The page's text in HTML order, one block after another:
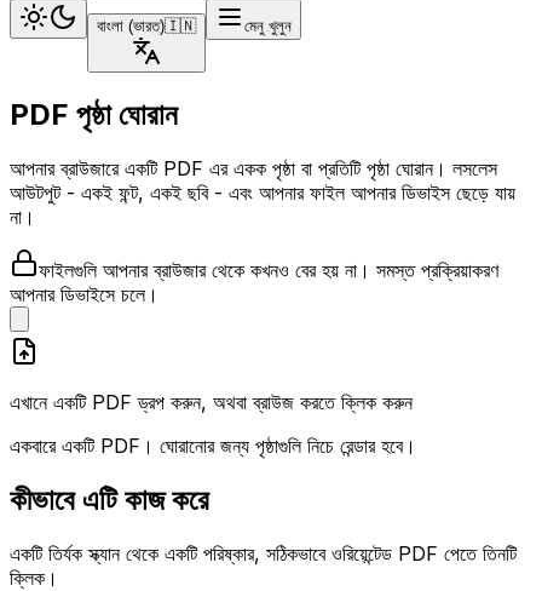
বাংলা (ভারত)🇮🇳 মেনু খুলুন
PDF পৃষ্ঠা ঘোরান
আপনার ব্রাউজারে একটি PDF এর একক পৃষ্ঠা বা প্রতিটি পৃষ্ঠা ঘোরান। লসলেস
আউটপুট - একই ফন্ট, একই ছবি - এবং আপনার ফাইল আপনার ডিভাইস ছেড়ে যায়
না।
ফাইলগুলি আপনার ব্রাউজার থেকে কখনও বের হয় না। সমস্ত প্রক্রিয়াকরণ
আপনার ডিভাইসে চলে।
এখানে একটি PDF ড্রপ করুন, অথবা ব্রাউজ করতে ক্লিক করুন
একবারে একটি PDF। ঘোরানোর জন্য পৃষ্ঠাগুলি নিচে রেন্ডার হবে।
কীভাবে এটি কাজ করে
একটি তির্যক স্ক্যান থেকে একটি পরিষ্কার, সঠিকভাবে ওরিয়েন্টেড PDF পেতে তিনটি
ক্লিক।